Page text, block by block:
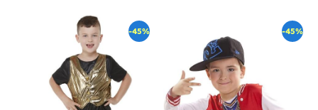
-45% -45%